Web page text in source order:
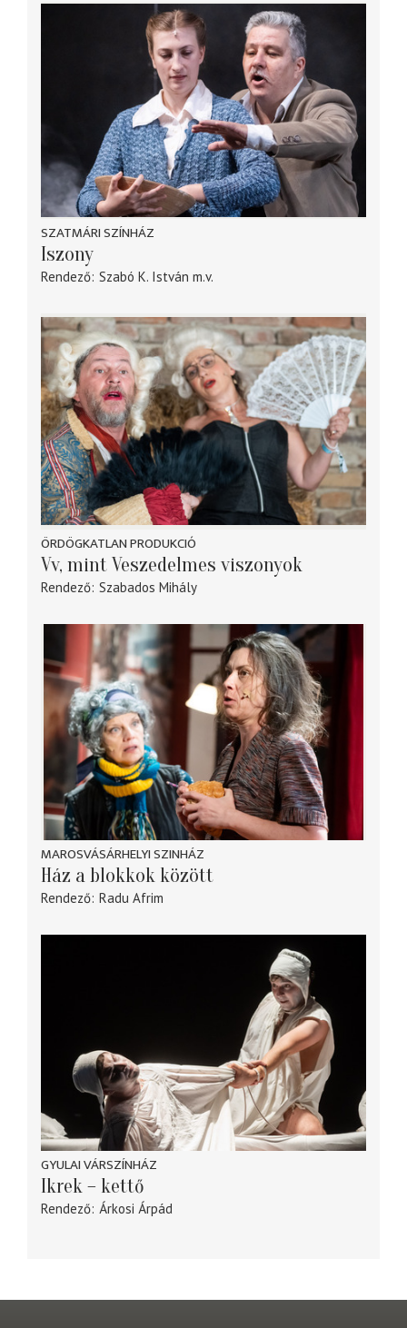
SZATMÁRI SZÍNHÁZ
Iszony
Rendező Szabó K. István m.v.
ÖRDÖGKATLAN PRODUKCIÓ
Vv, mint Veszedelmes viszonyok
Rendező Szabados Mihály
MAROSVÁSÁRHELYI SZINHÁZ
Ház a blokkok között
Rendező Radu Afrim
GYULAI VÁRSZÍNHÁZ
Ikrek – kettő
Rendező Árkosi Árpád